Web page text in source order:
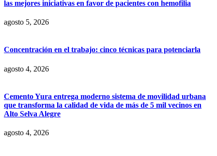
las mejores iniciativas en favor de pacientes con hemofilia
agosto 5, 2026
Concentración en el trabajo: cinco técnicas para potenciarla
agosto 4, 2026
Cemento Yura entrega moderno sistema de movilidad urbana
que transforma la calidad de vida de más de 5 mil vecinos en
Alto Selva Alegre
agosto 4, 2026